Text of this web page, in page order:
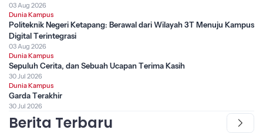
03 Aug 2026
Dunia Kampus
Politeknik Negeri Ketapang: Berawal dari Wilayah 3T Menuju Kampus
Digital Terintegrasi
03 Aug 2026
Dunia Kampus
Sepuluh Cerita, dan Sebuah Ucapan Terima Kasih
30 Jul 2026
Dunia Kampus
Garda Terakhir
30 Jul 2026
Berita Terbaru